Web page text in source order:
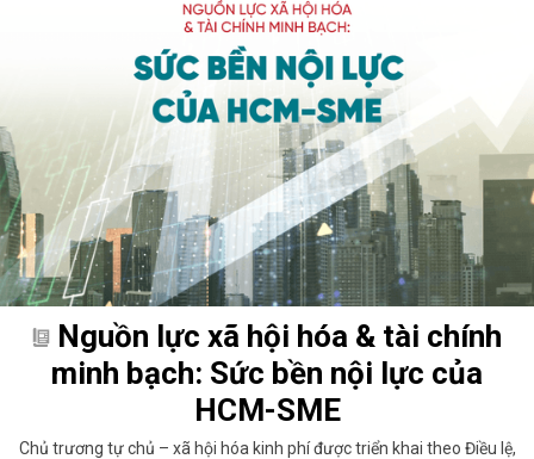
Nguồn lực xã hội hóa & tài chính
minh bạch: Sức bền nội lực của
HCM-SME
Chủ trương tự chủ – xã hội hóa kinh phí được triển khai theo Điều lệ,